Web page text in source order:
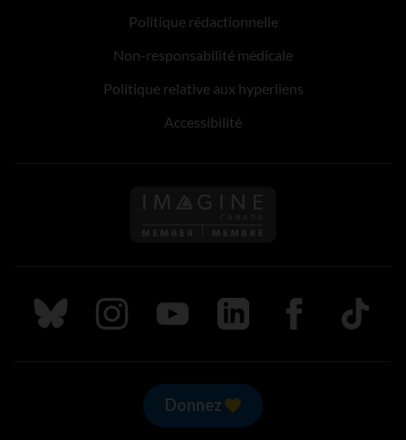
Politique rédactionnelle
Non-responsabilité médicale
Politique relative aux hyperliens
Accessibilité
Suivez nous sur Bluesky
Suivez nous sur Instagram
Suivez nous sur Youtube
Suivez nous sur LinkedIn
Suivez nous sur
TikTok
Donnez